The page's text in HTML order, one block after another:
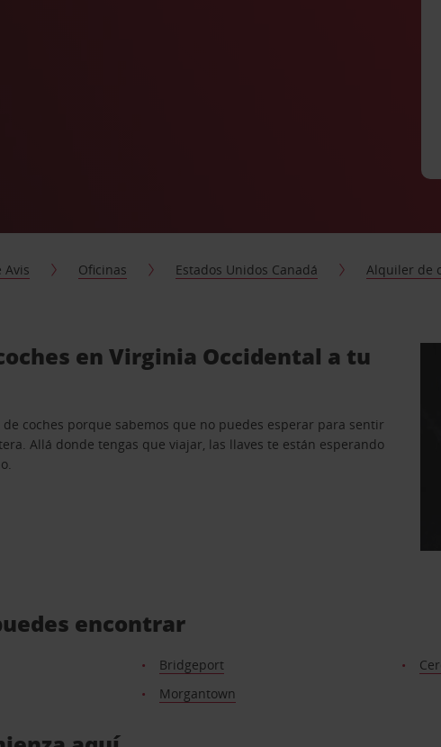
Avis Oficinas Estados Unidos Canadá Alquiler de
en Virginia Occidental a tu
coches porque sabemos que no puedes esperar para sentir
Allá donde tengas que viajar, las llaves te están esperando
encontrar
Bridgeport
Morgantown